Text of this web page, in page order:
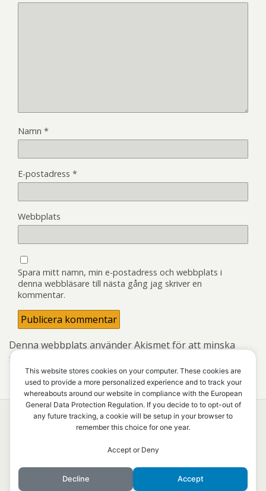
Namn *
E-postadress *
Webbplats
Spara mitt namn, min e-postadress och webbplats i
denna webbläsare till nästa gång jag skriver en
kommentar.
Denna webbplats använder Akismet för att minska
skräppost.
bearbetas.
Mobil Skrivbord
This website stores cookies on your computer. These cookies are
used to provide a more personalized experience and to track your
whereabouts around our website in compliance with the European
General Data Protection Regulation. If you decide to to opt-out of
any future tracking, a cookie will be setup in your browser to
remember this choice for one year.
Accept or Deny
Decline Accept